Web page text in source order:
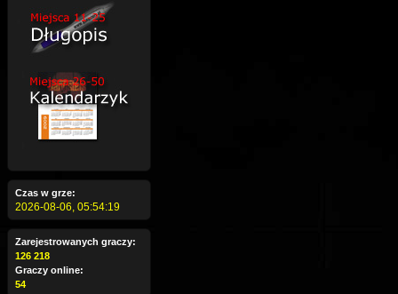
Czas w grze:
2026-08-06, 05:54:20
Zarejestrowanych graczy:
126 218
Graczy online:
54